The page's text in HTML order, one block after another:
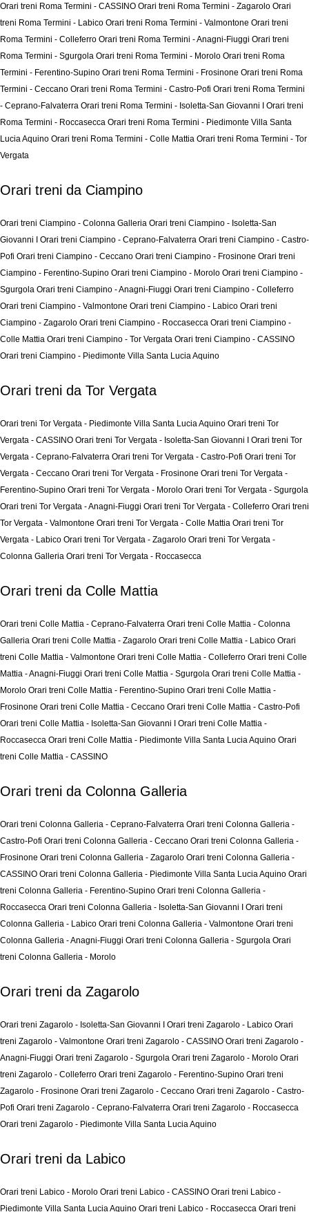
Orari treni Roma Termini - CASSINO Orari treni Roma Termini - Zagarolo Orari
treni Roma Termini - Labico Orari treni Roma Termini - Valmontone Orari treni
Roma Termini - Colleferro Orari treni Roma Termini - Anagni-Fiuggi Orari treni
Roma Termini - Sgurgola Orari treni Roma Termini - Morolo Orari treni Roma
Termini - Ferentino-Supino Orari treni Roma Termini - Frosinone Orari treni Roma
Termini - Ceccano Orari treni Roma Termini - Castro-Pofi Orari treni Roma Termini
- Ceprano-Falvaterra Orari treni Roma Termini - Isoletta-San Giovanni I Orari treni
Roma Termini - Roccasecca Orari treni Roma Termini - Piedimonte Villa Santa
Lucia Aquino Orari treni Roma Termini - Colle Mattia Orari treni Roma Termini - Tor
Vergata
Orari treni da Ciampino
Orari treni Ciampino - Colonna Galleria Orari treni Ciampino - Isoletta-San
Giovanni I Orari treni Ciampino - Ceprano-Falvaterra Orari treni Ciampino - Castro-
Pofi Orari treni Ciampino - Ceccano Orari treni Ciampino - Frosinone Orari treni
Ciampino - Ferentino-Supino Orari treni Ciampino - Morolo Orari treni Ciampino -
Sgurgola Orari treni Ciampino - Anagni-Fiuggi Orari treni Ciampino - Colleferro
Orari treni Ciampino - Valmontone Orari treni Ciampino - Labico Orari treni
Ciampino - Zagarolo Orari treni Ciampino - Roccasecca Orari treni Ciampino -
Colle Mattia Orari treni Ciampino - Tor Vergata Orari treni Ciampino - CASSINO
Orari treni Ciampino - Piedimonte Villa Santa Lucia Aquino
Orari treni da Tor Vergata
Orari treni Tor Vergata - Piedimonte Villa Santa Lucia Aquino Orari treni Tor
Vergata - CASSINO Orari treni Tor Vergata - Isoletta-San Giovanni I Orari treni Tor
Vergata - Ceprano-Falvaterra Orari treni Tor Vergata - Castro-Pofi Orari treni Tor
Vergata - Ceccano Orari treni Tor Vergata - Frosinone Orari treni Tor Vergata -
Ferentino-Supino Orari treni Tor Vergata - Morolo Orari treni Tor Vergata - Sgurgola
Orari treni Tor Vergata - Anagni-Fiuggi Orari treni Tor Vergata - Colleferro Orari treni
Tor Vergata - Valmontone Orari treni Tor Vergata - Colle Mattia Orari treni Tor
Vergata - Labico Orari treni Tor Vergata - Zagarolo Orari treni Tor Vergata -
Colonna Galleria Orari treni Tor Vergata - Roccasecca
Orari treni da Colle Mattia
Orari treni Colle Mattia - Ceprano-Falvaterra Orari treni Colle Mattia - Colonna
Galleria Orari treni Colle Mattia - Zagarolo Orari treni Colle Mattia - Labico Orari
treni Colle Mattia - Valmontone Orari treni Colle Mattia - Colleferro Orari treni Colle
Mattia - Anagni-Fiuggi Orari treni Colle Mattia - Sgurgola Orari treni Colle Mattia -
Morolo Orari treni Colle Mattia - Ferentino-Supino Orari treni Colle Mattia -
Frosinone Orari treni Colle Mattia - Ceccano Orari treni Colle Mattia - Castro-Pofi
Orari treni Colle Mattia - Isoletta-San Giovanni I Orari treni Colle Mattia -
Roccasecca Orari treni Colle Mattia - Piedimonte Villa Santa Lucia Aquino Orari
treni Colle Mattia - CASSINO
Orari treni da Colonna Galleria
Orari treni Colonna Galleria - Ceprano-Falvaterra Orari treni Colonna Galleria -
Castro-Pofi Orari treni Colonna Galleria - Ceccano Orari treni Colonna Galleria -
Frosinone Orari treni Colonna Galleria - Zagarolo Orari treni Colonna Galleria -
CASSINO Orari treni Colonna Galleria - Piedimonte Villa Santa Lucia Aquino Orari
treni Colonna Galleria - Ferentino-Supino Orari treni Colonna Galleria -
Roccasecca Orari treni Colonna Galleria - Isoletta-San Giovanni I Orari treni
Colonna Galleria - Labico Orari treni Colonna Galleria - Valmontone Orari treni
Colonna Galleria - Anagni-Fiuggi Orari treni Colonna Galleria - Sgurgola Orari
treni Colonna Galleria - Morolo
Orari treni da Zagarolo
Orari treni Zagarolo - Isoletta-San Giovanni I Orari treni Zagarolo - Labico Orari
treni Zagarolo - Valmontone Orari treni Zagarolo - CASSINO Orari treni Zagarolo -
Anagni-Fiuggi Orari treni Zagarolo - Sgurgola Orari treni Zagarolo - Morolo Orari
treni Zagarolo - Colleferro Orari treni Zagarolo - Ferentino-Supino Orari treni
Zagarolo - Frosinone Orari treni Zagarolo - Ceccano Orari treni Zagarolo - Castro-
Pofi Orari treni Zagarolo - Ceprano-Falvaterra Orari treni Zagarolo - Roccasecca
Orari treni Zagarolo - Piedimonte Villa Santa Lucia Aquino
Orari treni da Labico
Orari treni Labico - Morolo Orari treni Labico - CASSINO Orari treni Labico -
Piedimonte Villa Santa Lucia Aquino Orari treni Labico - Roccasecca Orari treni